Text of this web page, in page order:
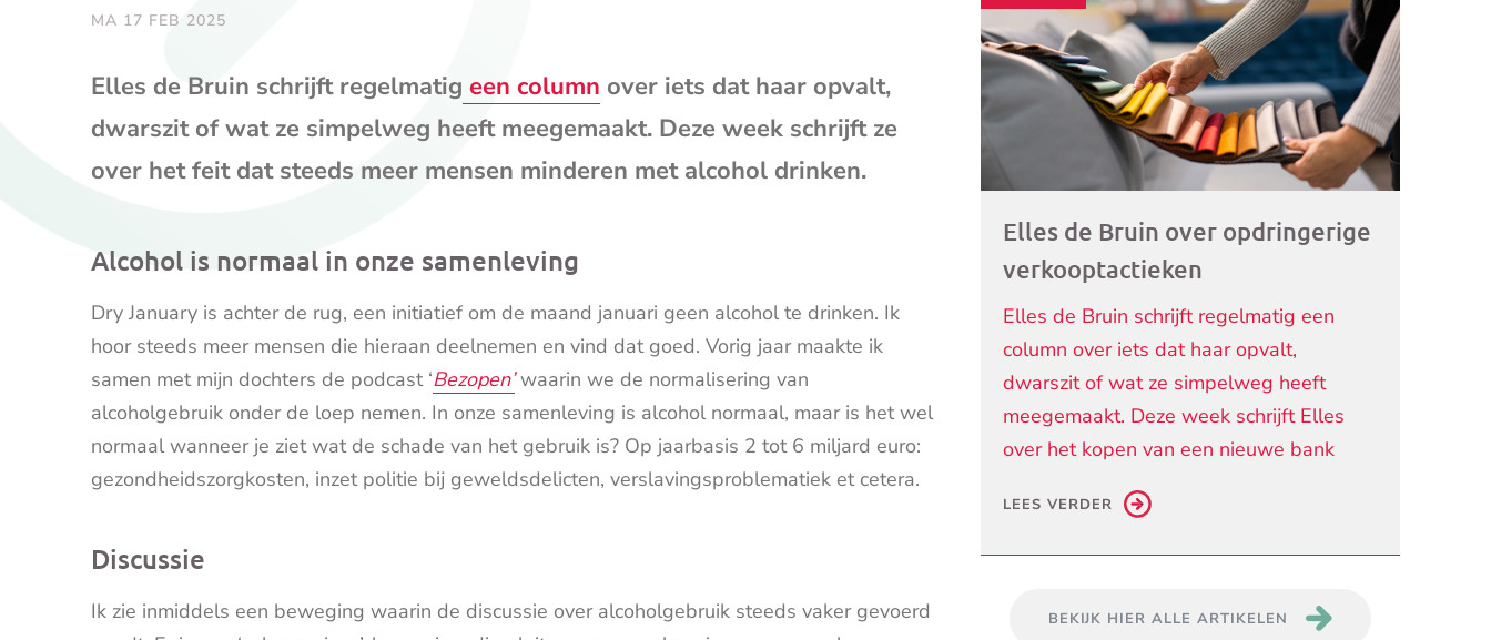
(opent
mailprogramma)
MA 17 FEB 2025
Elles de Bruin schrijft regelmatig een column over iets dat haar opvalt,
dwarszit of wat ze simpelweg heeft meegemaakt. Deze week schrijft ze
over het feit dat steeds meer mensen minderen met alcohol drinken.
Alcohol is normaal in onze samenleving
Dry January is achter de rug, een initiatief om de maand januari geen alcohol te drinken. Ik
hoor steeds meer mensen die hieraan deelnemen en vind dat goed. Vorig jaar maakte ik
samen met mijn dochters de podcast ‘Bezopen’waarin we de normalisering van
alcoholgebruik onder de loep nemen. In onze samenleving is alcohol normaal, maar is het wel
normaal wanneer je ziet wat de schade van het gebruik is? Op jaarbasis 2 tot 6 miljard euro:
gezondheidszorgkosten, inzet politie bij geweldsdelicten, verslavingsproblematiek et cetera.
Discussie
Ik zie inmiddels een beweging waarin de discussie over alcoholgebruik steeds vaker gevoerd
Elles de Bruin over opdringerige
verkooptactieken
Elles de Bruin schrijft regelmatig een
column over iets dat haar opvalt,
dwarszit of wat ze simpelweg heeft
meegemaakt. Deze week schrijft Elles
over het kopen van een nieuwe bank
LEES VERDER
BEKIJK HIER ALLE ARTIKELEN